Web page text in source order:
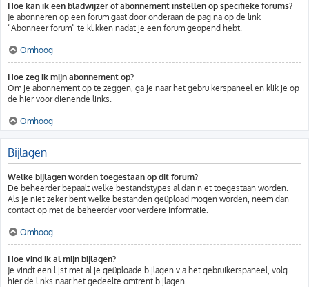
Hoe kan ik een bladwijzer of abonnement instellen op specifieke forums?
Je abonneren op een forum gaat door onderaan de pagina op de link
“Abonneer forum” te klikken nadat je een forum geopend hebt.
Omhoog
Hoe zeg ik mijn abonnement op?
Om je abonnement op te zeggen, ga je naar het gebruikerspaneel en klik je op
de hier voor dienende links.
Omhoog
Bijlagen
Welke bijlagen worden toegestaan op dit forum?
De beheerder bepaalt welke bestandstypes al dan niet toegestaan worden.
Als je niet zeker bent welke bestanden geüpload mogen worden, neem dan
contact op met de beheerder voor verdere informatie.
Omhoog
Hoe vind ik al mijn bijlagen?
Je vindt een lijst met al je geüploade bijlagen via het gebruikerspaneel, volg
hier de links naar het gedeelte omtrent bijlagen.